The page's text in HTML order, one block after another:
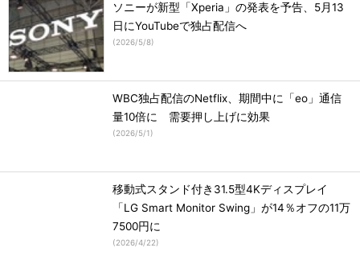
ソニーが新型「Xperia」の発表を予告、5月13
日にYouTubeで独占配信へ
(2026/5/8)
WBC独占配信のNetflix、期間中に「eo」通信
量10倍に 需要押し上げに効果
(2026/5/1)
移動式スタンド付き31.5型4Kディスプレイ
「LG Smart Monitor Swing」が14％オフの11万
7500円に
(2026/4/22)